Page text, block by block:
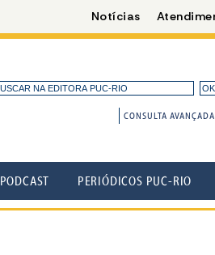
CONSULTA AVANÇADA
PODCAST PERIÓDICOS PUC-RIO